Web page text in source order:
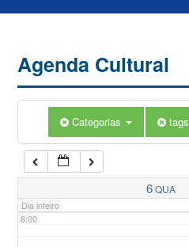
Agenda Cultural
Categorias tags
6QUA
Dia inteiro
5:00
7:00
8:00